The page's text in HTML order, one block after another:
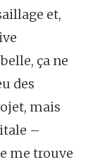
et,
ça ne
des
mais
–
me trouve